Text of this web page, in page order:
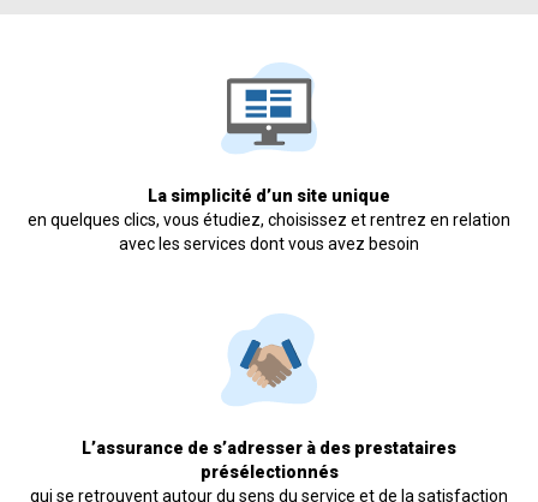
La simplicité d’un site unique
en quelques clics, vous étudiez, choisissez et rentrez en relation
avec les services dont vous avez besoin
L’assurance de s’adresser à des prestataires
présélectionnés
qui se retrouvent autour du sens du service et de la satisfaction